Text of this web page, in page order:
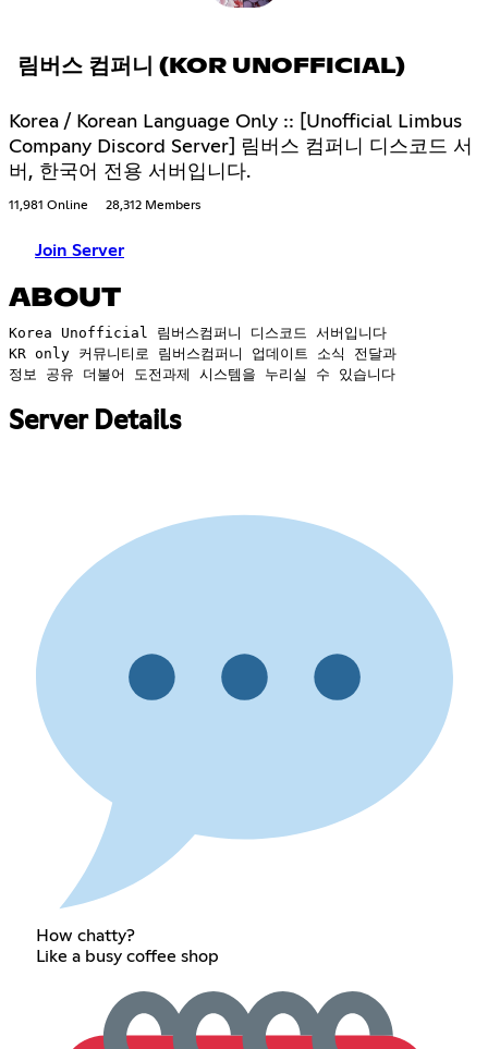
림버스 컴퍼니 (KOR UNOFFICIAL)
Korea / Korean Language Only :: [Unofficial Limbus
Company Discord Server] 림버스 컴퍼니 디스코드 서
버, 한국어 전용 서버입니다.
11,981 Online 28,312 Members
Join Server
ABOUT
Korea Unofficial 림버스컴퍼니 디스코드 서버입니다
KR only 커뮤니티로 림버스컴퍼니 업데이트 소식 전달과
정보 공유 더불어 도전과제 시스템을 누리실 수 있습니다
Server Details
How chatty?
Like a busy coffee shop